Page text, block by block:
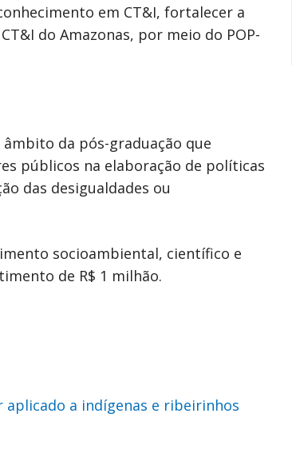
em CT&I, fortalecer a
do Amazonas, por meio do POP-
da pós-graduação que
públicos na elaboração de políticas
das desigualdades ou
socioambiental, científico e
de R$ 1 milhão.
a indígenas e ribeirinhos